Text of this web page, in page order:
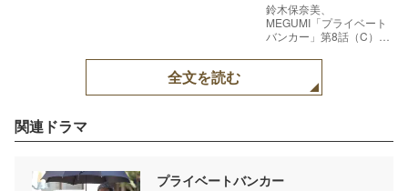
鈴木保奈美、
MEGUMI「プライベート
バンカー」第8話（C）テ
全文を読む
関連ドラマ
プライベートバンカー